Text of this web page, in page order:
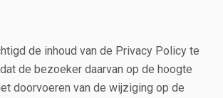
de inhoud van de Privacy Policy te
de bezoeker daarvan op de hoogte
doorvoeren van de wijziging op de